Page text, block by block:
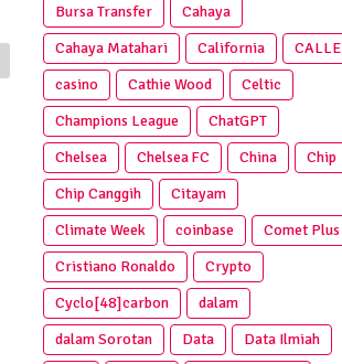
Bursa Transfer
Cahaya
Cahaya Matahari
California
CALLE
casino
Cathie Wood
Celtic
Champions League
ChatGPT
Chelsea
Chelsea FC China
Chip
Chip Canggih
Citayam
Climate Week
coinbase
Comet Plus
Cristiano Ronaldo
Crypto
Cyclo[48]carbon
dalam
dalam Sorotan
Data
Data Ilmiah